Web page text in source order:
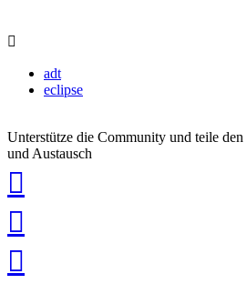
adt
eclipse
Unterstütze die Community und teile
und Austausch
teilen
teilen
teilen